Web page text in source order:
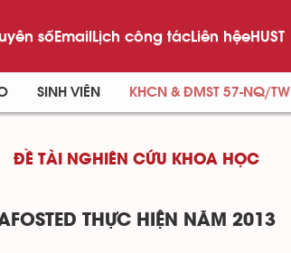
sốEmailLịch công tácLiên hệeHUST
SINH VIÊN KHCN & ĐMST 57-NQ/TW
ĐỀ TÀI NGHIÊN CỨU KHOA HỌC
THỰC HIỆN NĂM 2013